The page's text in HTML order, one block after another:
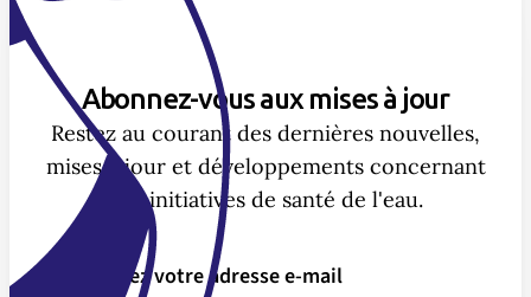
Abonnez-vous aux mises à jour
Restez au courant des dernières nouvelles,
mises à jour et développements concernant
nos initiatives de santé de l'eau.